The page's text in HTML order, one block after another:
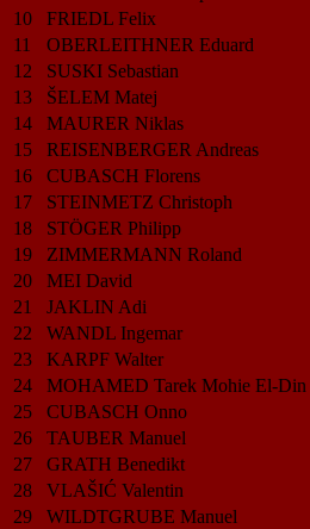
10
FRIEDL Felix
11
OBERLEITHNER Eduard
12
SUSKI Sebastian
13
ŠELEM Matej
14
MAURER Niklas
15
REISENBERGER Andreas
16
CUBASCH Florens
17
STEINMETZ Christoph
18
STÖGER Philipp
19
ZIMMERMANN Roland
20
MEI David
21
JAKLIN Adi
22
WANDL Ingemar
23
KARPF Walter
24
MOHAMED Tarek Mohie El-Din
25
CUBASCH Onno
26
TAUBER Manuel
27
GRATH Benedikt
28
VLAŠIĆ Valentin
29
WILDTGRUBE Manuel